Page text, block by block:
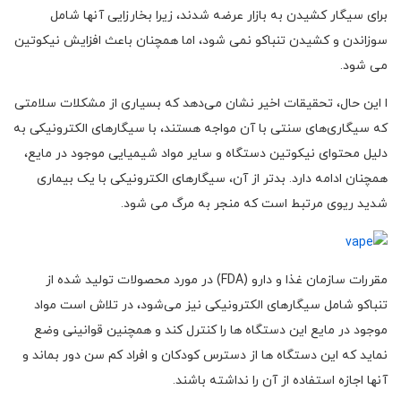
برای سیگار کشیدن به بازار عرضه شدند، زیرا بخارزایی آنها شامل
سوزاندن و کشیدن تنباکو نمی شود، اما همچنان باعث افزایش نیکوتین
می شود.
ا این حال، تحقیقات اخیر نشان می‌دهد که بسیاری از مشکلات سلامتی
که سیگاری‌های سنتی با آن مواجه هستند، با سیگارهای الکترونیکی به
دلیل محتوای نیکوتین دستگاه و سایر مواد شیمیایی موجود در مایع،
همچنان ادامه دارد. بدتر از آن، سیگارهای الکترونیکی با یک بیماری
شدید ریوی مرتبط است که منجر به مرگ می شود.
مقررات سازمان غذا و دارو (FDA) در مورد محصولات تولید شده از
تنباکو شامل سیگارهای الکترونیکی نیز می‌شود، در تلاش است مواد
موجود در مایع این دستگاه ها را کنترل کند و همچنین قوانینی وضع
نماید که این دستگاه ها از دسترس کودکان و افراد کم سن دور بماند و
آنها اجازه استفاده از آن را نداشته باشند.